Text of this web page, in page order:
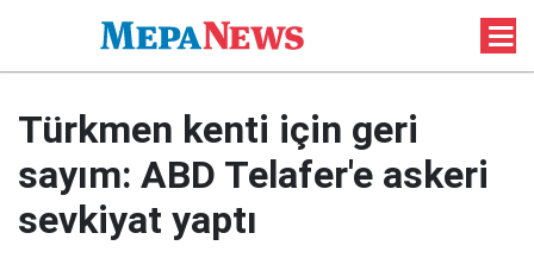
Türkmen kenti için geri
sayım: ABD Telafer'e askeri
sevkiyat yaptı